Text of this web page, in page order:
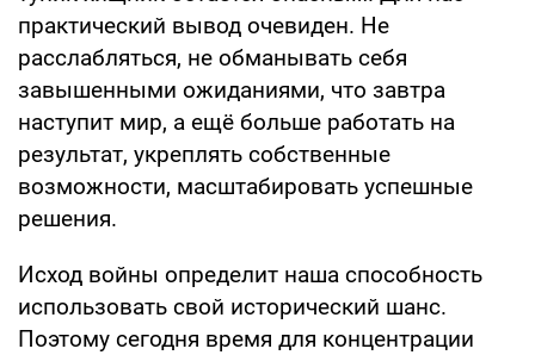
практический вывод очевиден. Не
расслабляться, не обманывать себя
завышенными ожиданиями, что завтра
наступит мир, а ещё больше работать на
результат, укреплять собственные
возможности, масштабировать успешные
решения.
Исход войны определит наша способность
использовать свой исторический шанс.
Поэтому сегодня время для концентрации